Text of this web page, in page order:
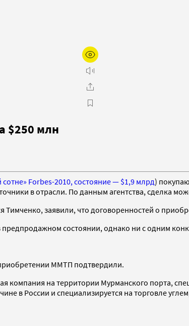
$250 млн
сотне» Forbes-2010, состояние — $1,9 млрд)
в отрасли. По данным агентства, сделка
заявили, что договоренностей о
состоянии, однако ни с одним
ММТП подтвердили.
на территории Мурманского порта,
в России и специализируется на торговле